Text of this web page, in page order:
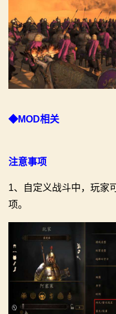
◆MOD相关
注意事项
1、自定义战斗中，玩家
项。